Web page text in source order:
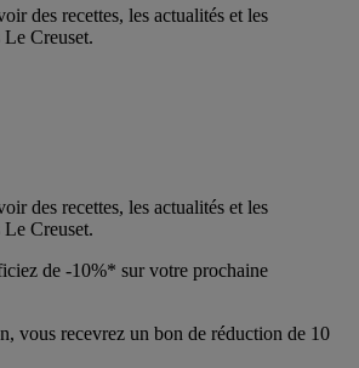
des recettes, les actualités et les
Creuset.
des recettes, les actualités et les
Creuset.
de -10%* sur votre prochaine
vous recevrez un bon de réduction de 10